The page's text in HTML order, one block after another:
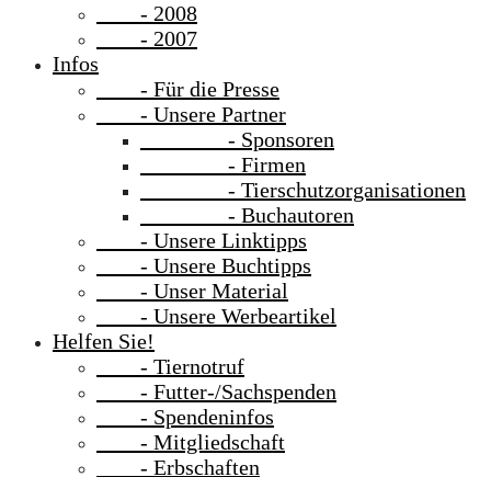
- 2008
- 2007
Infos
- Für die Presse
- Unsere Partner
- Sponsoren
- Firmen
- Tierschutzorganisationen
- Buchautoren
- Unsere Linktipps
- Unsere Buchtipps
- Unser Material
- Unsere Werbeartikel
Helfen Sie!
- Tiernotruf
- Futter-/Sachspenden
- Spendeninfos
- Mitgliedschaft
- Erbschaften